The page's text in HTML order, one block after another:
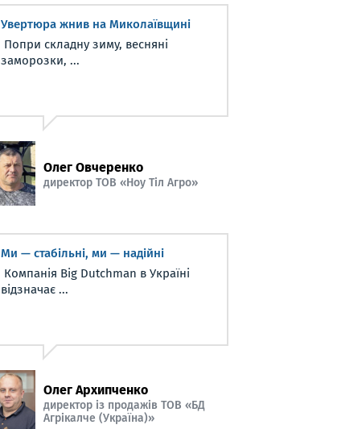
Увертюра жнив на Миколаївщині
Попри складну зиму, весняні
заморозки, ...
Олег Овчеренко
директор ТОВ «Ноу Тіл Агро»
Ми — стабільні, ми — надійні
Компанія Big Dutchman в Україні
відзначає ...
Олег Архипченко
директор із продажів ТОВ «БД
Агрікалче (Україна)»